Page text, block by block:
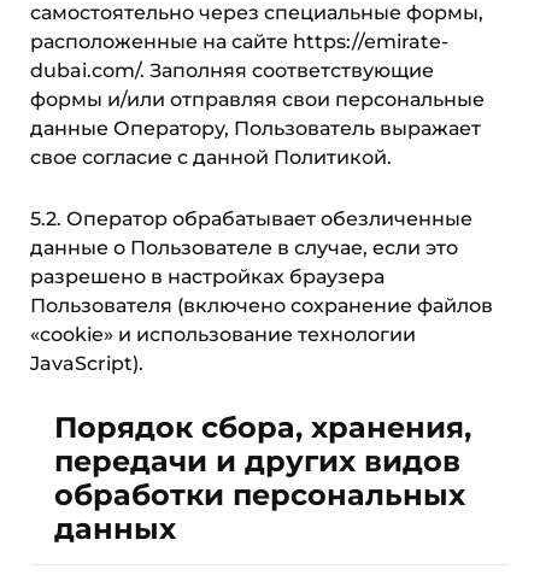
самостоятельно через специальные формы,
расположенные на сайте https://emirate-
dubai.com/. Заполняя соответствующие
формы и/или отправляя свои персональные
данные Оператору, Пользователь выражает
свое согласие с данной Политикой.
5.2. Оператор обрабатывает обезличенные
данные о Пользователе в случае, если это
разрешено в настройках браузера
Пользователя (включено сохранение файлов
«cookie» и использование технологии
JavaScript).
Порядок сбора, хранения,
передачи и других видов
обработки персональных
данных